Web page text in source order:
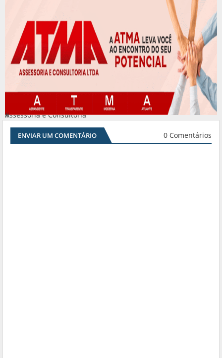
Assessoria e Consultoria
#
ENVIAR UM COMENTÁRIO 0 Comentários